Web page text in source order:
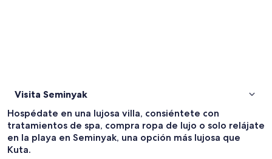
Visita Seminyak
Hospédate en una lujosa villa, consiéntete con
tratamientos de spa, compra ropa de lujo o solo relájate
en la playa en Seminyak, una opción más lujosa que
Kuta.